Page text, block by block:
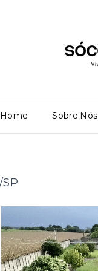
Home Sobre Nós